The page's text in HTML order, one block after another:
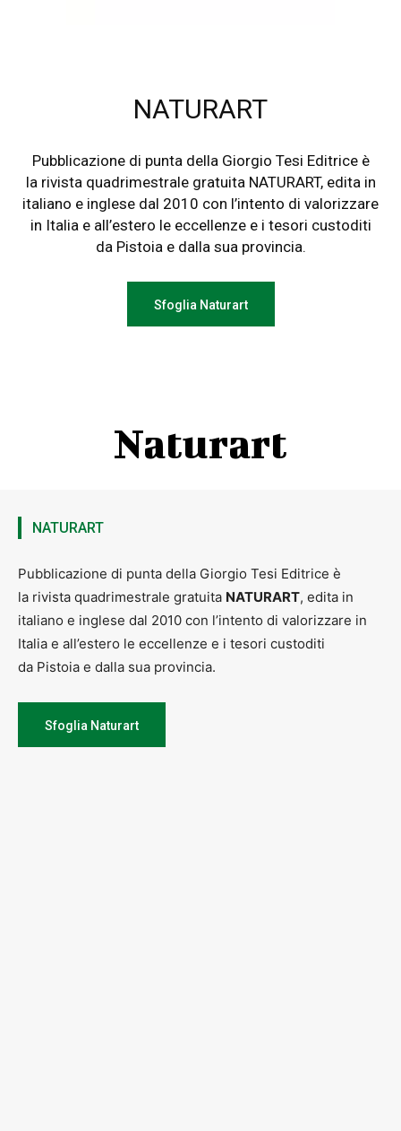
NATURART
Pubblicazione di punta della Giorgio Tesi Editrice è
la rivista quadrimestrale gratuita NATURART, edita in
italiano e inglese dal 2010 con l’intento di valorizzare
in Italia e all’estero le eccellenze e i tesori custoditi
da Pistoia e dalla sua provincia.
Sfoglia Naturart
Naturart
NATURART
Pubblicazione di punta della Giorgio Tesi Editrice è
la rivista quadrimestrale gratuita NATURART, edita in
italiano e inglese dal 2010 con l’intento di valorizzare in
Italia e all’estero le eccellenze e i tesori custoditi
da Pistoia e dalla sua provincia.
Sfoglia Naturart